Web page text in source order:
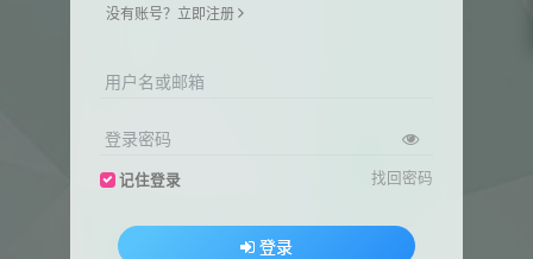
没有账号？立即注册
用户名或邮箱
登录密码
记住登录 找回密码
登录